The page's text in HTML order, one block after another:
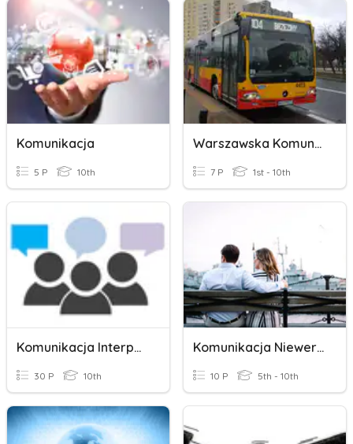
Komunikacja
5 P 10th
Warszawska Komunikacja Mjejska
7 P 1st - 10th
Komunikacja Interpersonalna
30 P 10th
Komunikacja Niewerbalna
10 P 5th - 10th